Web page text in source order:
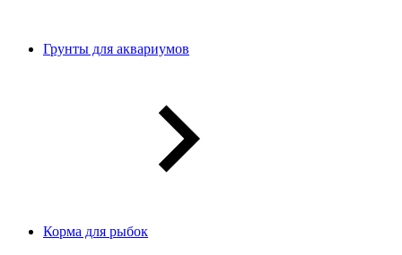
Грунты для аквариумов
Корма для рыбок